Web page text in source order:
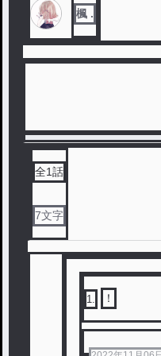
楓 .
全1話
7文字
1 ！